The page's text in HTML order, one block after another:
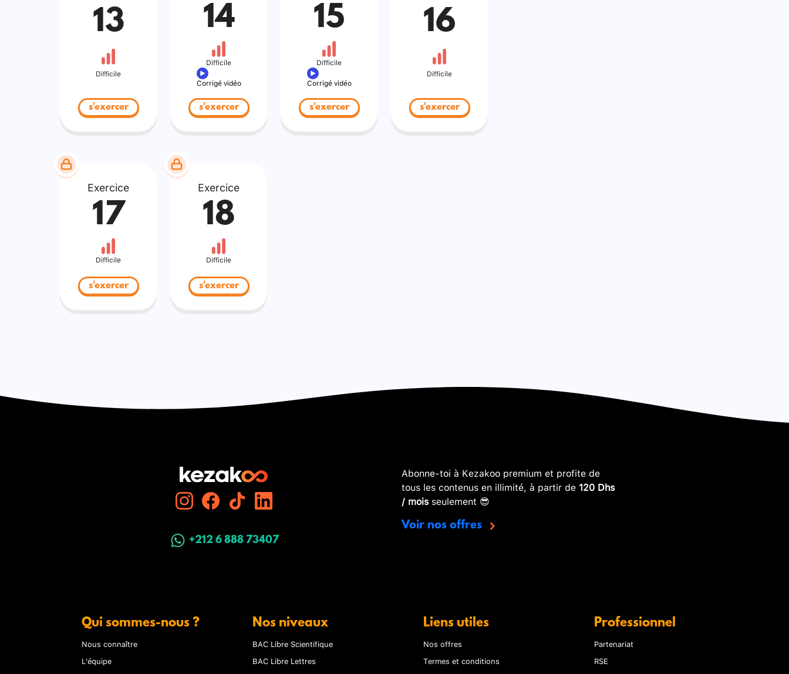
13
Difficile
s'exercer
14
Difficile
Corrigé vidéo
s'exercer
15
Difficile
Corrigé vidéo
s'exercer
16
Difficile
s'exercer
Exercice
17
Difficile
s'exercer
Exercice
18
Difficile
s'exercer
+212 6 888 73407
Abonne-toi à Kezakoo premium et profite de
tous les contenus en illimité, à partir de 120 Dhs
/ moisseulement 😎
Voir nos offres
Qui sommes-nous ?
Nous connaître
L'équipe
Nos niveaux
BAC Libre Scientifique
BAC Libre Lettres
Liens utiles
Nos offres
Termes et conditions
Professionnel
Partenariat
RSE